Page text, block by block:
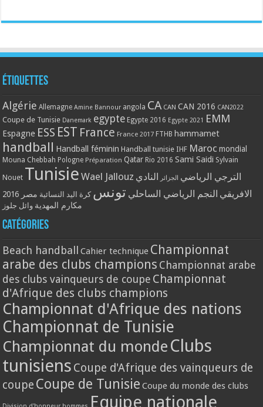
Étiquettes
Algérie Allemagne Amine Bannour angola CA CAN CAN 2016 CAN2022
Coupe de Tunisie Danemark egypte Egypte 2016 Egypte 2021 EMM
Espagne ESS EST France France 2017 FTHB hammamet
handball Handball féminin Handball tunisie IHF Maroc mondial
Mouna Chebbah Pologne Préparation Qatar Rio 2016 Sami Saidi Sylvain
Nouet Tunisie Wael Jallouz الترجي الرياضي الجزائر النادي
الافريقي النجم الرياضي الساحلي تونس كرة اليد النسائية مصر 2016
مكارم المهدية وائل جلوز
Catégories
Beach handball Cahier technique Championnat
arabe des clubs champions Championnat arabe
des clubs vainqueurs de coupe Championnat
d'Afrique des clubs champions
Championnat d'Afrique des nations
Championnat de Tunisie
Championnat du monde Clubs
tunisiens Coupe d'Afrique des vainqueurs de
coupe Coupe de Tunisie Coupe du monde des clubs
Equipe nationale